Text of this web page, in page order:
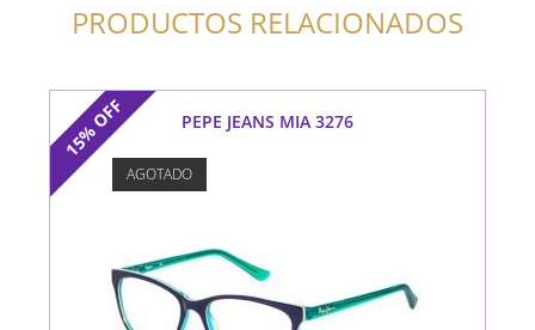
PRODUCTOS RELACIONADOS
15%
OFF PEPE JEANS MIA 3276
AGOTADO